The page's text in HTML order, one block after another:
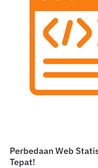
Perbedaan Web
Tepat!